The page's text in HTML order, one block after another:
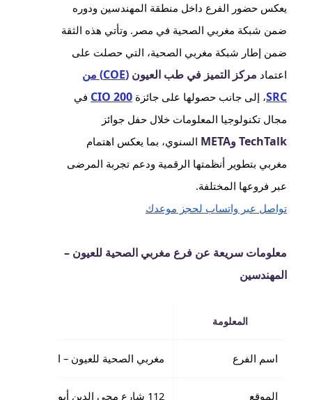
يعكس حضور الفرع داخل منطقة المهندسين ودوره
ضمن شبكة مغربي الصحية في مصر. وتأتي هذه الثقة
ضمن إطار شبكة مغربي الصحية، التي حصلت على
اعتماد مركز التميز في طب العيون
(COE) من
SRC، إلى جانب حصولها على جائزة CIO 200 في
مجال تكنولوجيا المعلومات خلال حفل جوائز
TechTalk وMETA
السنوي، بما يعكس اهتمام
مغربي بتطوير أنظمتها الرقمية ودعم تجربة المرضى
عبر فروعها المختلفة.
تواصل عبر واتساب لحجز موعدك
معلومات سريعة عن فرع مغربي الصحية للعيون –
المهندسين
المعلومة
اسم الفرع مغربي الصحية للعيون – المهندسين
الموقع 112 شارع محي الدين أبو العز، المهندسين، القاهرة، مصر